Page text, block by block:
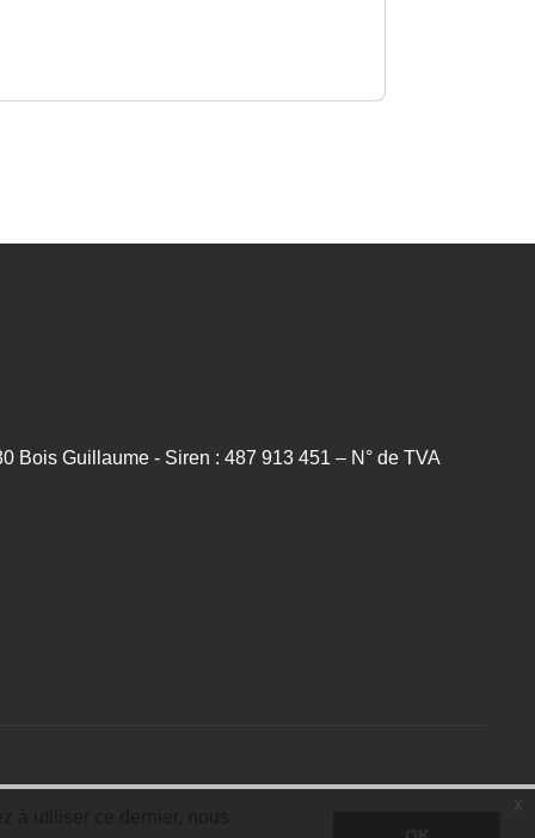
à utiliser ce dernier, nous
x
Bois Guillaume - Siren : 487 913 451 – N° de TVA